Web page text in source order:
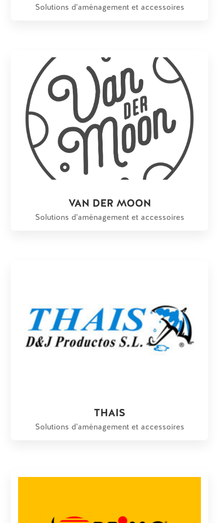
Solutions d'aménagement et accessoires
VAN DER MOON
Solutions d'aménagement et accessoires
THAIS
Solutions d'aménagement et accessoires